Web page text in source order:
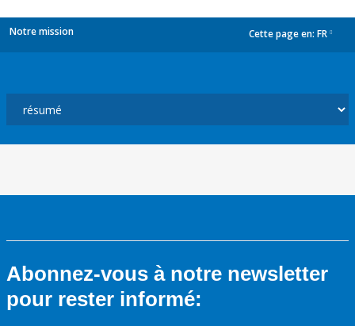
Notre mission Cette page en: FR
Abonnez-vous à notre newsletter
pour rester informé: